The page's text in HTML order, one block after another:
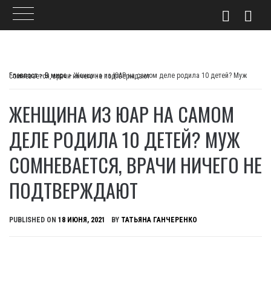
Главпост>В мире>
Женщина из ЮАР на самом деле родила 10 детей? Муж сомневается, врачи ничего не подтверждают
ЖЕНЩИНА ИЗ ЮАР НА САМОМ
ДЕЛЕ РОДИЛА 10 ДЕТЕЙ? МУЖ
СОМНЕВАЕТСЯ, ВРАЧИ НИЧЕГО НЕ
ПОДТВЕРЖДАЮТ
PUBLISHED ON 18 ИЮНЯ, 2021 BY ТАТЬЯНА ГАНЧЕРЕНКО